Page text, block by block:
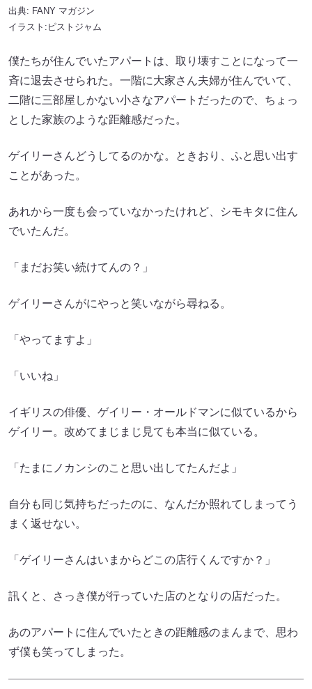
出典: FANY マガジン
イラスト:ピストジャム
僕たちが住んでいたアパートは、取り壊すことになって一
斉に退去させられた。一階に大家さん夫婦が住んでいて、
二階に三部屋しかない小さなアパートだったので、ちょっ
とした家族のような距離感だった。
ゲイリーさんどうしてるのかな。ときおり、ふと思い出す
ことがあった。
あれから一度も会っていなかったけれど、シモキタに住ん
でいたんだ。
「まだお笑い続けてんの？」
ゲイリーさんがにやっと笑いながら尋ねる。
「やってますよ」
「いいね」
イギリスの俳優、ゲイリー・オールドマンに似ているから
ゲイリー。改めてまじまじ見ても本当に似ている。
「たまにノカンシのこと思い出してたんだよ」
自分も同じ気持ちだったのに、なんだか照れてしまってう
まく返せない。
「ゲイリーさんはいまからどこの店行くんですか？」
訊くと、さっき僕が行っていた店のとなりの店だった。
あのアパートに住んでいたときの距離感のまんまで、思わ
ず僕も笑ってしまった。